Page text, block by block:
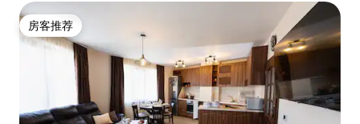
房客推荐
房客推荐